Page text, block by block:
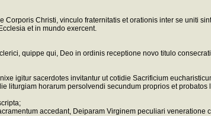
Christi, vinculo fraternitatis et orationis inter se uniti
et in mundo exercent.
quippe qui, Deo in ordinis receptione novo titulo
igitur sacerdotes invitantur ut cotidie Sacrificium
liturgiam horarum persolvendi secundum proprios et
accedant, Deiparam Virginem peculiari